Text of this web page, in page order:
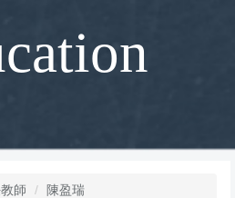
師 陳盈瑞